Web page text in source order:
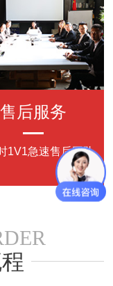
售后服务
1V1急速售后团队